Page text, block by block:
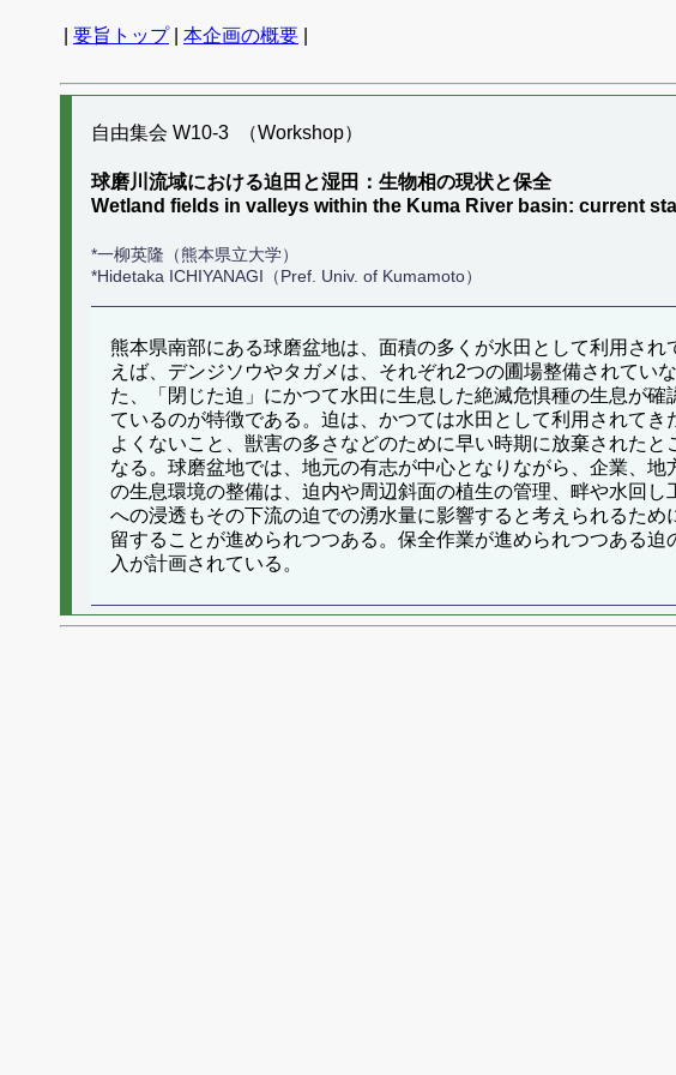
要旨トップ| 本企画の概要
自由集会 W10-3 （Workshop）
球磨川流域における迫田と湿田：生物相の現状と保全
Wetland fields in valleys within the Kuma River basin: current
*一柳英隆（熊本県立大学）
*Hidetaka ICHIYANAGI（Pref. Univ. of Kumamoto）
熊本県南部にある球磨盆地は、面積の多くが水田として利用さ
えば、デンジソウやタガメは、それぞれ2つの圃場整備されてい
た、「閉じた迫」にかつて水田に生息した絶滅危惧種の生息が
ているのが特徴である。迫は、かつては水田として利用されて
よくないこと、獣害の多さなどのために早い時期に放棄された
なる。球磨盆地では、地元の有志が中心となりながら、企業、
の生息環境の整備は、迫内や周辺斜面の植生の管理、畔や水回
への浸透もその下流の迫での湧水量に影響すると考えられるた
留することが進められつつある。保全作業が進められつつある
入が計画されている。